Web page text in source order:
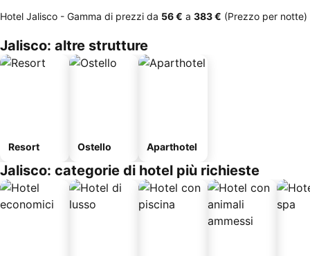
Hotel Jalisco - Gamma di prezzi da ‎56 € a ‎383 € (Prezzo per notte)
Jalisco: altre strutture
Resort Ostello Aparthotel
Jalisco: categorie di hotel più richieste